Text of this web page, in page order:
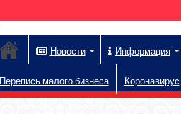
Новости Информация
Перепись малого бизнеса Коронавирус